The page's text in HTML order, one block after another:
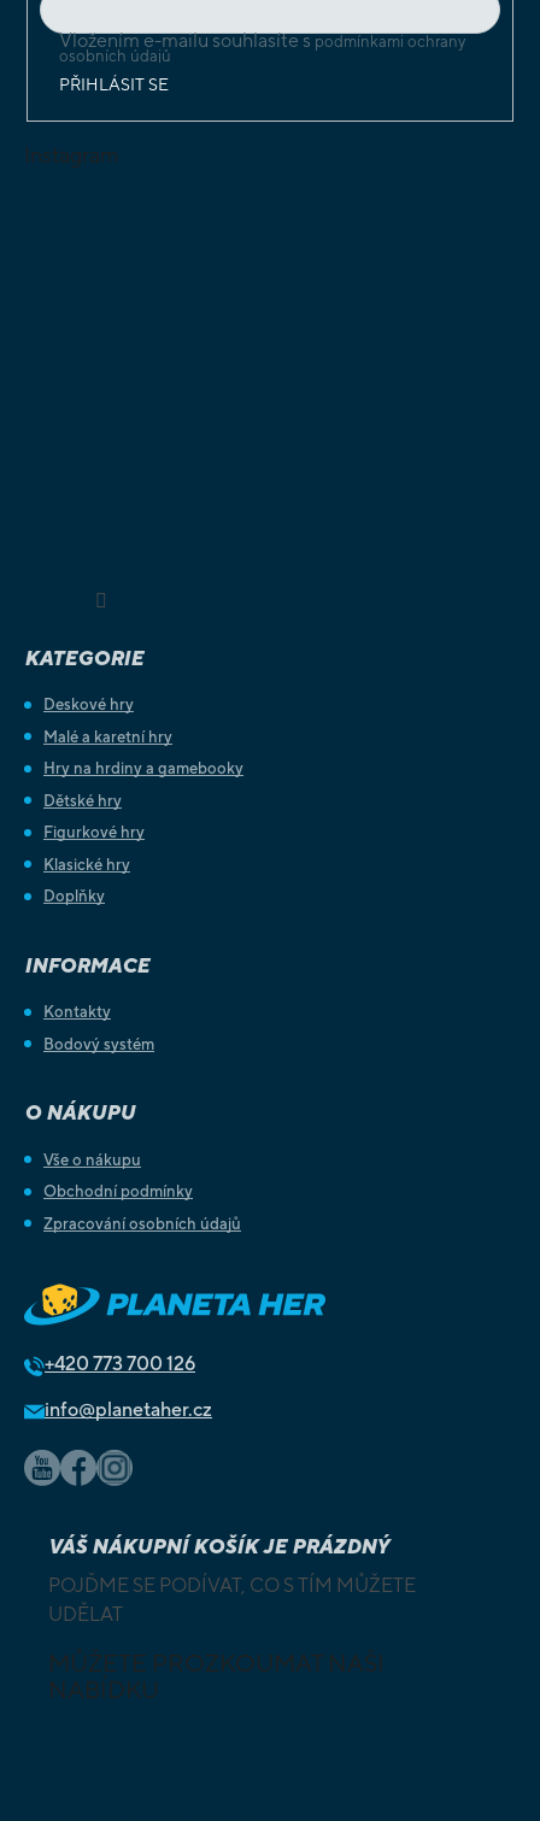
Vložením e-mailu souhlasíte spodmínkami ochrany
osobních údajů
PŘIHLÁSIT SE
Instagram
KATEGORIE
Deskové hry
Malé a karetní hry
Hry na hrdiny a gamebooky
Dětské hry
Figurkové hry
Klasické hry
Doplňky
INFORMACE
Kontakty
Bodový systém
O NÁKUPU
Vše o nákupu
Obchodní podmínky
Zpracování osobních údajů
+420 773 700 126
info@planetaher.cz
VÁŠ NÁKUPNÍ KOŠÍK JE PRÁZDNÝ
POJĎME SE PODÍVAT, CO S TÍM MŮŽETE
UDĚLAT
MŮŽETE PROZKOUMAT NAŠI
NABÍDKU